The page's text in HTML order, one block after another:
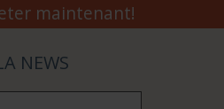
maintenant!
NEWS